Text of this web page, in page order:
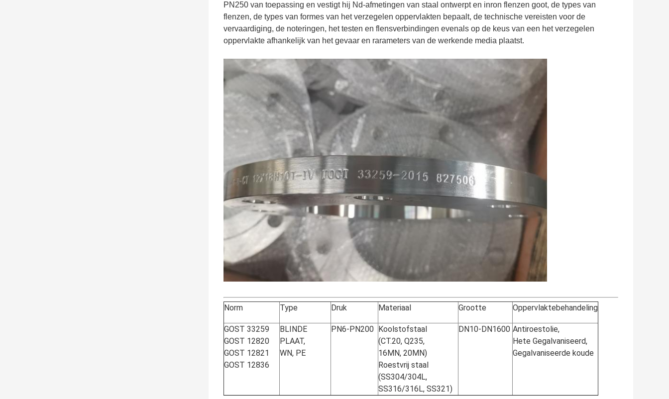
PN250 van toepassing en vestigt hij Nd-afmetingen van staal ontwerpt en inron flenzen goot, de types van
flenzen, de types van formes van het verzegelen oppervlakten bepaalt, de technische vereisten voor de
vervaardiging, de noteringen, het testen en flensverbindingen evenals op de keus van een het verzegelen
oppervlakte afhankelijk van het gevaar en rarameters van de werkende media plaatst.
Norm Type Druk Materiaal Grootte Oppervlaktebehandeling
GOST 33259
GOST 12820
GOST 12821
GOST 12836
BLINDE
PLAAT,
WN, PE
PN6-PN200
Koolstofstaal
(CT.20, Q235,
16MN, 20MN)
Roestvrij staal
(SS304/304L,
SS316/316L, SS321)
DN10-DN1600 Antiroestolie,
Hete Gegalvaniseerd,
Gegalvaniseerde koude